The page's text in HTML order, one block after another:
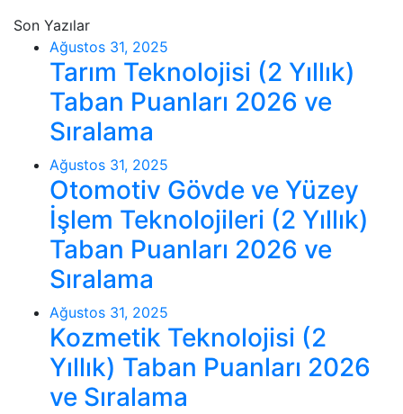
Son Yazılar
Ağustos 31, 2025
Tarım Teknolojisi (2 Yıllık)
Taban Puanları 2026 ve
Sıralama
Ağustos 31, 2025
Otomotiv Gövde ve Yüzey
İşlem Teknolojileri (2 Yıllık)
Taban Puanları 2026 ve
Sıralama
Ağustos 31, 2025
Kozmetik Teknolojisi (2
Yıllık) Taban Puanları 2026
ve Sıralama